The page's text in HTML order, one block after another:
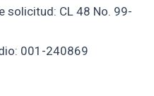
solicitud: CL 48 No. 99-
001-240869